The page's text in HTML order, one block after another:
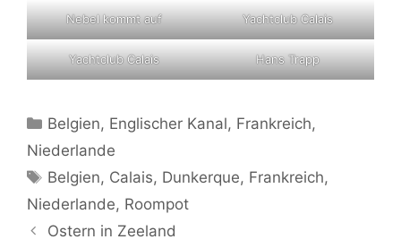
Nebel kommt auf Yachtclub Calais
Yachtclub Calais Hans Trapp
Kategorien
Belgien, Englischer Kanal, Frankreich,
Niederlande
Schlagwörter
Belgien, Calais, Dunkerque, Frankreich,
Niederlande, Roompot
Ostern in Zeeland